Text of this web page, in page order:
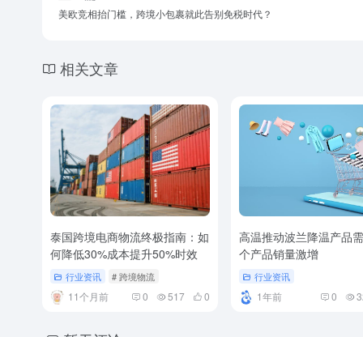
美欧竞相抬门槛，跨境小包裹就此告别免税时代？
相关文章
泰国跨境电商物流终极指南：如
何降低30%成本提升50%时效
行业资讯 # 跨境物流
11个月前 0 517 0
高温推动波兰降温产品
个产品销量激增
行业资讯
1年前 0